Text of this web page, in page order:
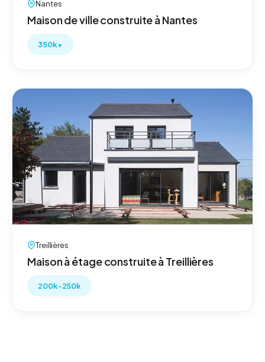
Nantes
Maison de ville construite à Nantes
350k+
Treillières
Maison à étage construite à Treillières
200k-250k